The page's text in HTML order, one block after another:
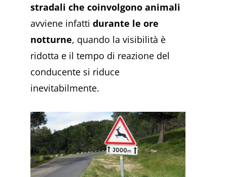
stradali che coinvolgono animali
avviene infatti durante le ore
notturne, quando la visibilità è
ridotta e il tempo di reazione del
conducente si riduce
inevitabilmente.